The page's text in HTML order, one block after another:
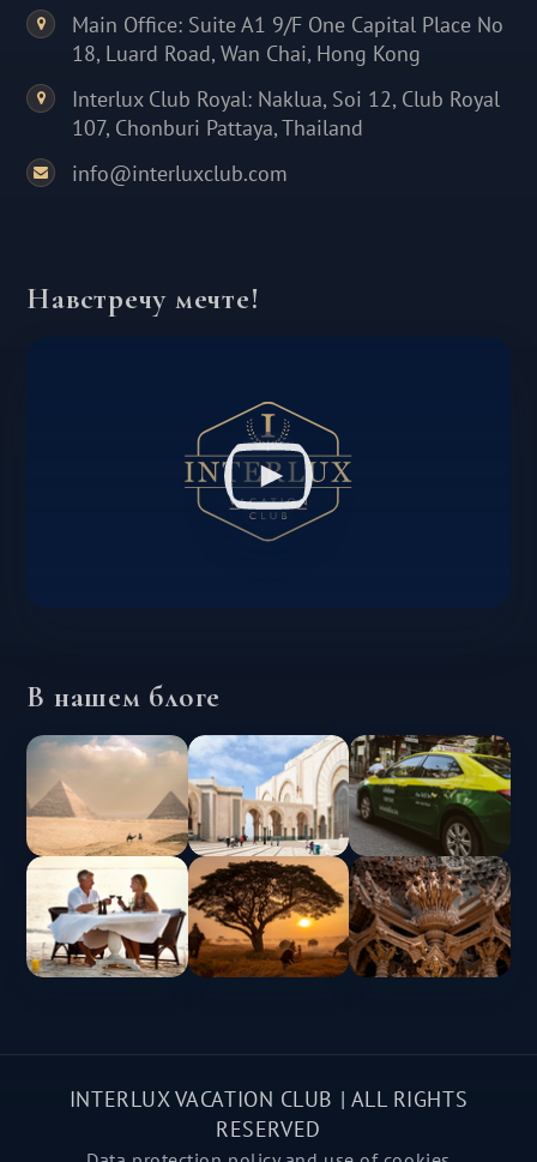
Main Office: Suite A1 9/F One Capital Place No
18, Luard Road, Wan Chai, Hong Kong
Interlux Club Royal: Naklua, Soi 12, Club Royal
107, Chonburi Pattaya, Thailand
info@interluxclub.com
Навстречу мечте!
В нашем блоге
INTERLUX VACATION CLUB | ALL RIGHTS
RESERVED